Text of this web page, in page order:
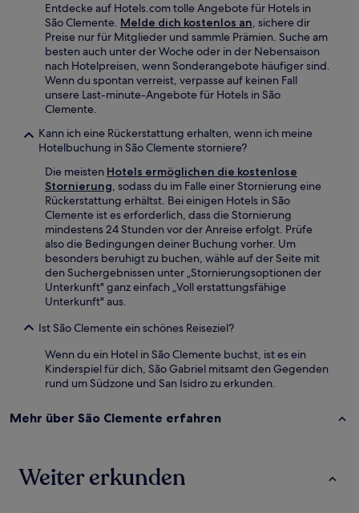
Entdecke auf Hotels.com tolle Angebote für Hotels in
São Clemente. Melde dich kostenlos an, sichere dir
Preise nur für Mitglieder und sammle Prämien. Suche am
besten auch unter der Woche oder in der Nebensaison
nach Hotelpreisen, wenn Sonderangebote häufiger sind.
Wenn du spontan verreist, verpasse auf keinen Fall
unsere Last-minute-Angebote für Hotels in São
Clemente.
Kann ich eine Rückerstattung erhalten, wenn ich meine
Hotelbuchung in São Clemente storniere?
Die meisten Hotels ermöglichen die kostenlose
Stornierung, sodass du im Falle einer Stornierung eine
Rückerstattung erhältst. Bei einigen Hotels in São
Clemente ist es erforderlich, dass die Stornierung
mindestens 24 Stunden vor der Anreise erfolgt. Prüfe
also die Bedingungen deiner Buchung vorher. Um
besonders beruhigt zu buchen, wähle auf der Seite mit
den Suchergebnissen unter „Stornierungsoptionen der
Unterkunft" ganz einfach „Voll erstattungsfähige
Unterkunft" aus.
Ist São Clemente ein schönes Reiseziel?
Wenn du ein Hotel in São Clemente buchst, ist es ein
Kinderspiel für dich, São Gabriel mitsamt den Gegenden
rund um Südzone und San Isidro zu erkunden.
Mehr über São Clemente erfahren
Weiter erkunden